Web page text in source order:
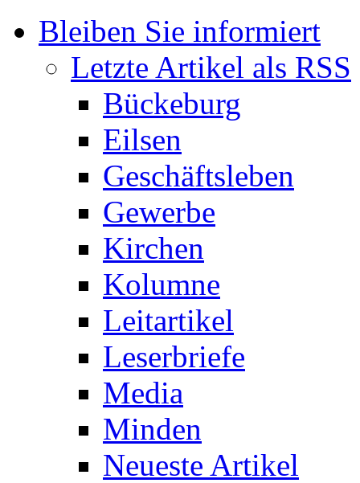
Bleiben Sie informiert
Letzte Artikel als RSS
Bückeburg
Eilsen
Geschäftsleben
Gewerbe
Kirchen
Kolumne
Leitartikel
Leserbriefe
Media
Minden
Neueste Artikel